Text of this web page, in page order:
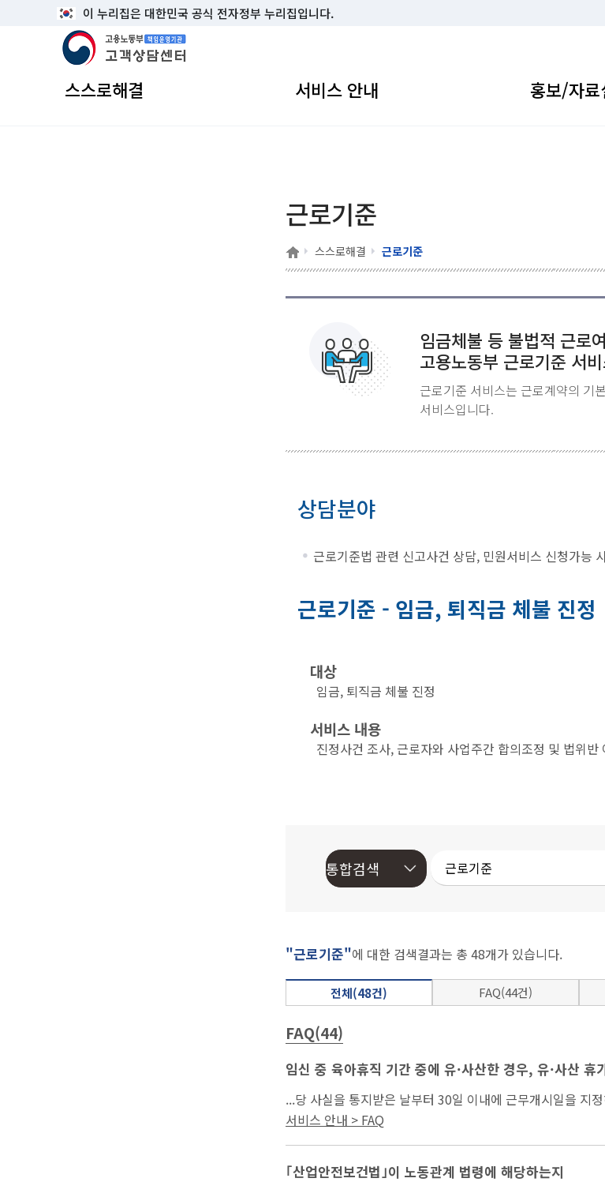
이 누리집은 대한민국 공식 전자정부 누리집입니다.
고용노동부 책임운영기관 고객상담센터
스스로해결 서비스 안내 홍보/자료
근로기준
홈 스스로해결 근로기준
임금체불 등 불법적 근로
고용노동부 근로기준 서
근로기준 서비스는 근로계약의 기
서비스입니다.
상담분야
근로기준법 관련 신고사건 상담, 민원서비스 신청가능
근로기준 - 임금, 퇴직금 체불 진정
대상
임금, 퇴직금 체불 진정
서비스 내용
진정사건 조사, 근로자와 사업주간 합의조정 및 법위반
"근로기준"에 대한 검색결과는 총 48개가 있습니다.
전체(48건) FAQ(44건)
FAQ(44)
임신 중 육아휴직 기간 중에 유·사산한 경우, 유·사산 휴
우 근로자가 청구하면 유·사산 휴가를 부여...
서비스 안내 > FAQ
｢산업안전보건법｣이 노동관계 법령에 해당하는지